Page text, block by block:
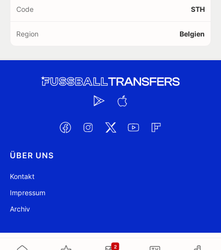
2
Code STH
Region Belgien
ÜBER UNS
Kontakt
Impressum
Archiv
@ FussballTransfers.com 2009-2026